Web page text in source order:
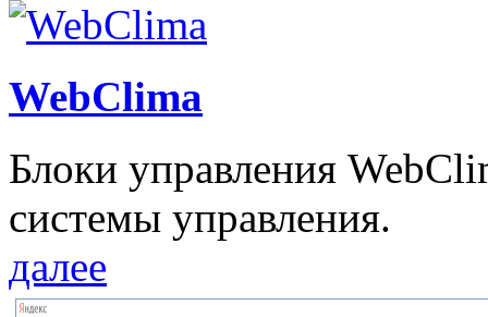
WebClima
Блоки упрaвлeния
системы управления.
далее